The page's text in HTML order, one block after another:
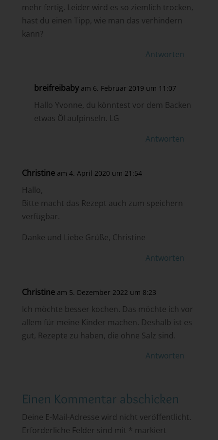
mehr fertig. Leider wird es so ziemlich trocken,
hast du einen Tipp, wie man das verhindern
kann?
Antworten
breifreibaby am 6. Februar 2019 um 11:07
Hallo Yvonne, du könntest vor dem Backen
etwas Öl aufpinseln. LG
Antworten
Christine am 4. April 2020 um 21:54
Hallo,
Bitte macht das Rezept auch zum speichern
verfügbar.
Danke und Liebe Grüße, Christine
Antworten
Christine am 5. Dezember 2022 um 8:23
Ich möchte besser kochen. Das möchte ich vor
allem für meine Kinder machen. Deshalb ist es
gut, Rezepte zu haben, die ohne Salz sind.
Antworten
Einen Kommentar abschicken
Deine E-Mail-Adresse wird nicht veröffentlicht.
Erforderliche Felder sind mit * markiert